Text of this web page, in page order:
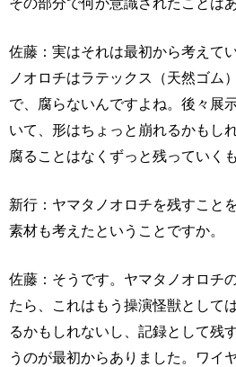
佐藤：実はそれは最初から考えて
ノオロチはラテックス（天然ゴム
で、腐らないんですよね。後々展
いて、形はちょっと崩れるかもし
腐ることはなくずっと残っていく
新行：ヤマタノオロチを残すこと
素材も考えたということですか。
佐藤：そうです。ヤマタノオロチ
たら、これはもう操演怪獣として
るかもしれないし、記録として残
うのが最初からありました。ワイ